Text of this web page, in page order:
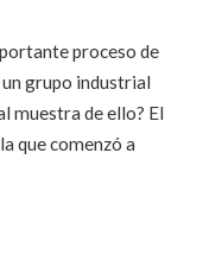
proceso de
grupo industrial
muestra de ello? El
que comenzó a